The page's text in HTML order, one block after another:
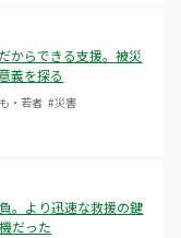
からできる支援。被災
義を探る
・若者 #災害
。より迅速な救援の鍵
だった